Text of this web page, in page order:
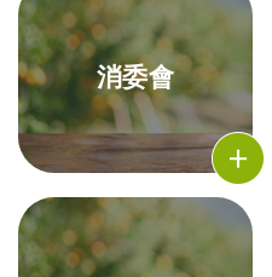
消委會